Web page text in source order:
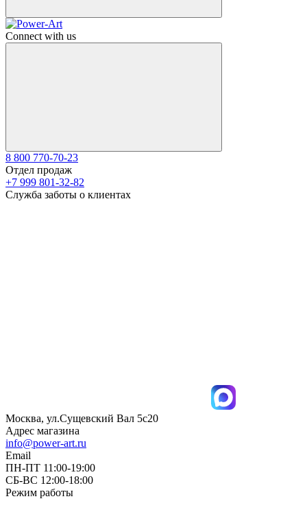
Connect with us
8 800 770-70-23
Отдел продаж
+7 999 801-32-82
Служба заботы о клиентах
Москва, ул.Сущевский Вал 5с20
Адрес магазина
info@power-art.ru
Email
ПН-ПТ 11:00-19:00
СБ-ВС 12:00-18:00
Режим работы